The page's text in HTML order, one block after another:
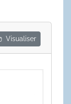
Visualiser